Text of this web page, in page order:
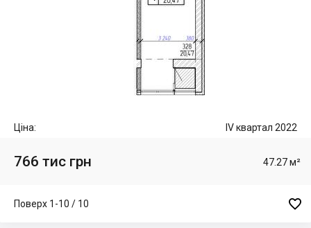
Ціна: IV квартал 2022
766 тис грн 47.27 м²
Поверх 1-10 / 10 